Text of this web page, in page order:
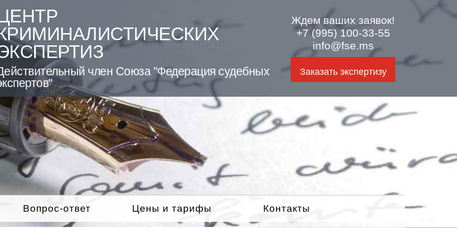
член Союза "Федерация судебных
Ждем ваших заявок!
+7 (995) 100-33-55
info@fse.ms
Заказать экспертизу
Вопрос-ответ Цены и тарифы Контакты